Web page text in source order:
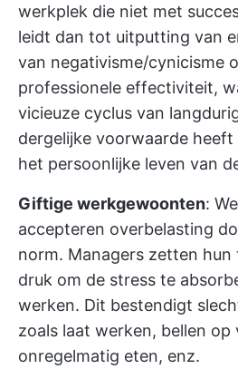
werkplek die niet met
leidt dan tot uitputting van
van negativisme/cynicisme
professionele effectiviteit,
vicieuze cyclus van
dergelijke voorwaarde
het persoonlijke leven van
Giftige werkgewoonten:
accepteren overbelasting
norm. Managers zetten hun
druk om de stress te
werken. Dit bestendigt
zoals laat werken, bellen op
onregelmatig eten, enz.